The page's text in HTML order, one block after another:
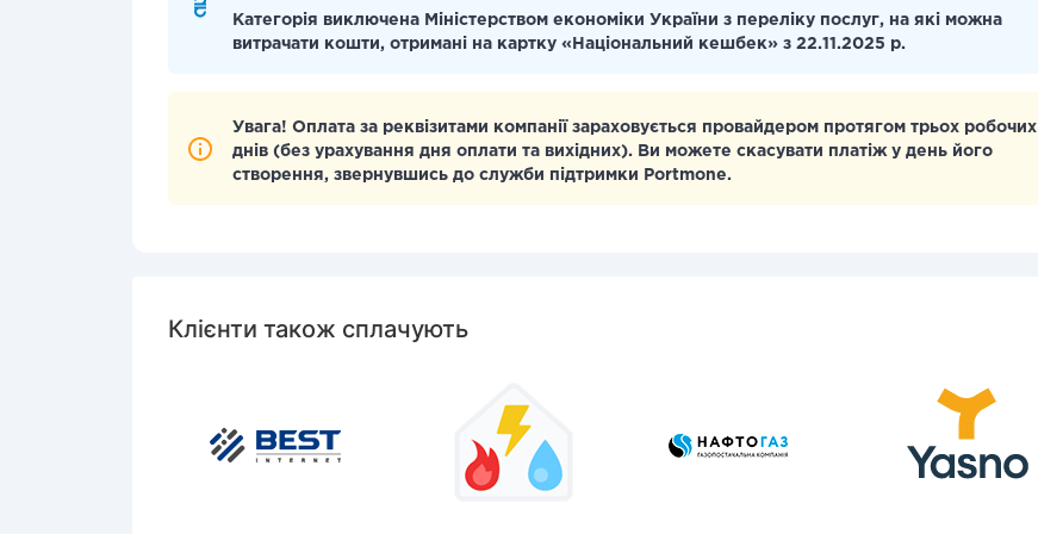
Категорія виключена Міністерством економіки України з переліку послуг, на які можна
витрачати кошти, отримані на картку «Національний кешбек» з 22.11.2025 р.
Увага! Оплата за реквізитами компанії зараховується провайдером протягом трьох робочих
днів (без урахування дня оплати та вихідних). Ви можете скасувати платіж у день його
створення, звернувшись до служби підтримки Portmone.
Клієнти також сплачують